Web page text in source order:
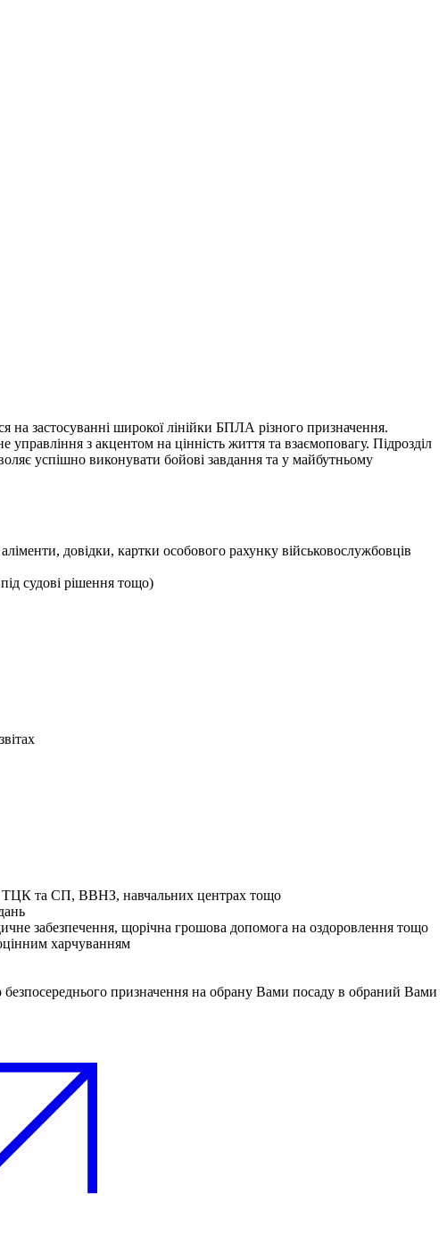
застосуванні широкої лінійки БПЛА різного призначення.
з акцентом на цінність життя та взаємоповагу. Підрозділ
успішно виконувати бойові завдання та у майбутньому
довідки, картки особового рахунку військовослужбовців
судові рішення тощо)
ТЦК та СП, ВВНЗ, навчальних центрах тощо
забезпечення, щорічна грошова допомога на оздоровлення тощо
харчуванням
призначення на обрану Вами посаду в обраний Вами